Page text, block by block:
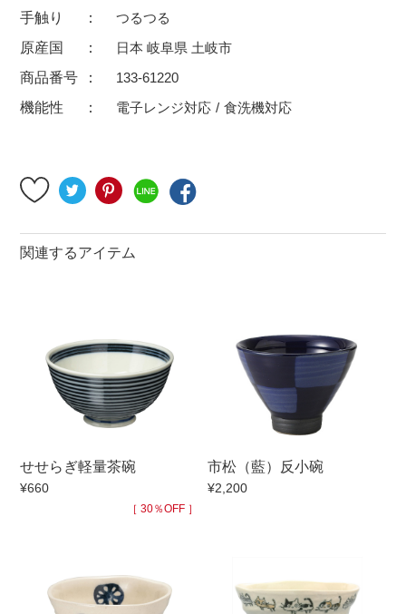
500円～
1,500円〜 2,000円〜
5,000円～9,999円
特集
カラー
機能性
手触り
つるつる
原産国
日本 岐阜県 土岐市
商品番号
133-61220
機能性
電子レンジ対応 食洗機対応
関連するアイテム
せせらぎ軽量茶碗
¥660
［ 30％OFF ］
市松（藍）反小碗
¥2,200